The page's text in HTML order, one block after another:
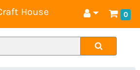
House 0